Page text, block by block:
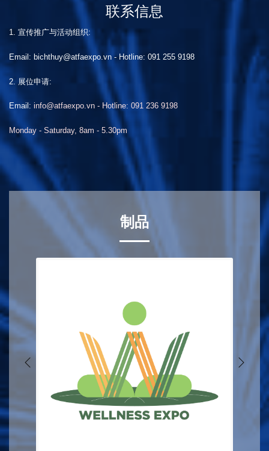
联系信息
1. 宣传推广与活动组织:
Email: bichthuy@atfaexpo.vn -Hotline: 091 255 9198
2. 展位申请:
Email: info@atfaexpo.vn - Hotline: 091 236 9198
Monday - Saturday, 8am - 5.30pm
制品